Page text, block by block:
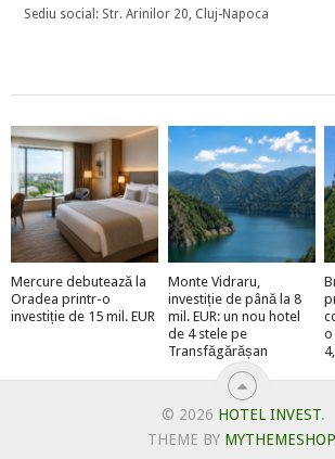
Sediu social: Str. Arinilor 20, Cluj-Napoca
Mercure debutează la
Oradea printr-o
investiție de 15 mil. EUR
Monte Vidraru,
investiție de până la 8
mil. EUR: un nou hotel
de 4 stele pe
Transfăgărășan
o
© 2026 HOTEL INVEST.
THEME BY MYTHEMESHOP